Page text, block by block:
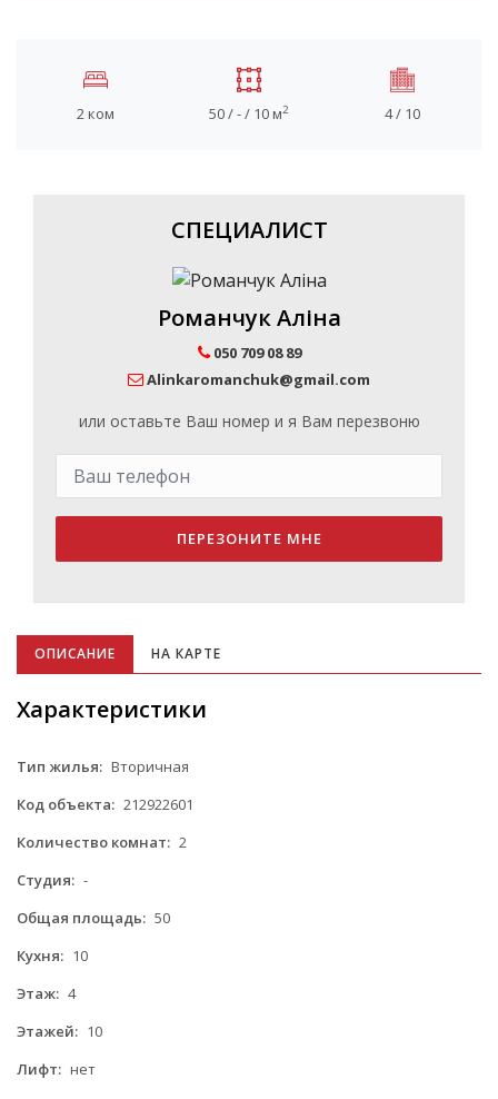
2 ком 50 / - / 10 м2 4 / 10
СПЕЦИАЛИСТ
Романчук Аліна
050 709 08 89
Alinkaromanchuk@gmail.com
или оставьте Ваш номер и я Вам перезвоню
ПЕРЕЗОНИТЕ МНЕ
ОПИСАНИЕ НА КАРТЕ
Характеристики
Тип жилья: Вторичная
Код объекта: 212922601
Количество комнат: 2
Студия: -
Общая площадь: 50
Кухня: 10
Этаж: 4
Этажей: 10
Лифт: нет